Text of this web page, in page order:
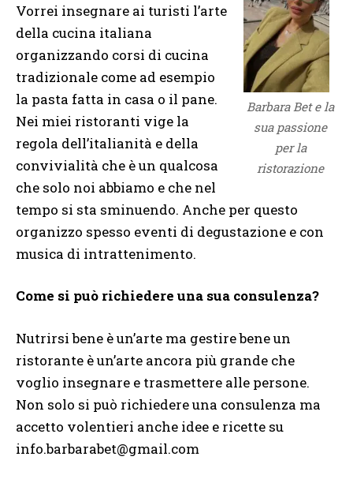
Barbara Bet e la
sua passione
per la
ristorazione
Vorrei insegnare ai turisti l’arte
della cucina italiana
organizzando corsi di cucina
tradizionale come ad esempio
la pasta fatta in casa o il pane.
Nei miei ristoranti vige la
regola dell’italianità e della
convivialità che è un qualcosa
che solo noi abbiamo e che nel
tempo si sta sminuendo. Anche per questo
organizzo spesso eventi di degustazione e con
musica di intrattenimento.
Come si può richiedere una sua consulenza?
Nutrirsi bene è un’arte ma gestire bene un
ristorante è un’arte ancora più grande che
voglio insegnare e trasmettere alle persone.
Non solo si può richiedere una consulenza ma
accetto volentieri anche idee e ricette su
info.barbarabet@gmail.com